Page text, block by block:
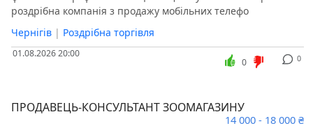
роздрібна компанія з продажу мобільних телефо
Чернігів | Роздрібна торгівля
01.08.2026 20:00 0
0
ПРОДАВЕЦЬ-КОНСУЛЬТАНТ ЗООМАГАЗИНУ
14 000 - 18 000 ₴